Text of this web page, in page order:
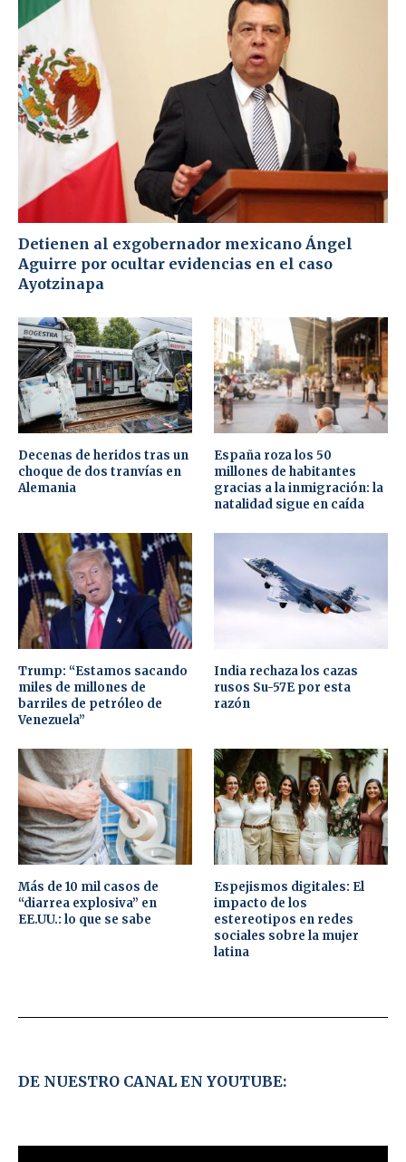
Detienen al exgobernador mexicano Ángel
Aguirre por ocultar evidencias en el caso
Ayotzinapa
Decenas de heridos tras un
choque de dos tranvías en
Alemania
España roza los 50
millones de habitantes
gracias a la inmigración: la
natalidad sigue en caída
Trump: “Estamos sacando
miles de millones de
barriles de petróleo de
Venezuela”
India rechaza los cazas
rusos Su-57E por esta
razón
Más de 10 mil casos de
“diarrea explosiva” en
EE.UU.: lo que se sabe
Espejismos digitales: El
impacto de los
estereotipos en redes
sociales sobre la mujer
latina
DE NUESTRO CANAL EN YOUTUBE: